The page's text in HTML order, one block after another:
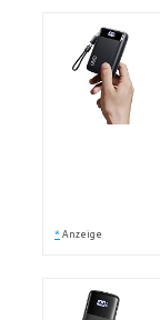
* Anzeige